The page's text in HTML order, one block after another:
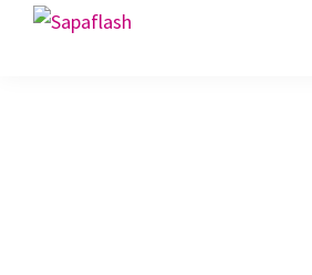
Saltar
Saltar
Saltar